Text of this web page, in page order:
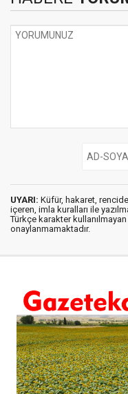
UYARI: Küfür, hakaret,
içeren, imla kuralları ile
Türkçe karakter
onaylanmamaktadır.